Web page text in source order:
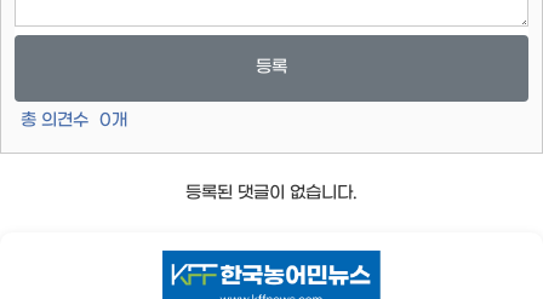
등록
총 의견수 0개
등록된 댓글이 없습니다.